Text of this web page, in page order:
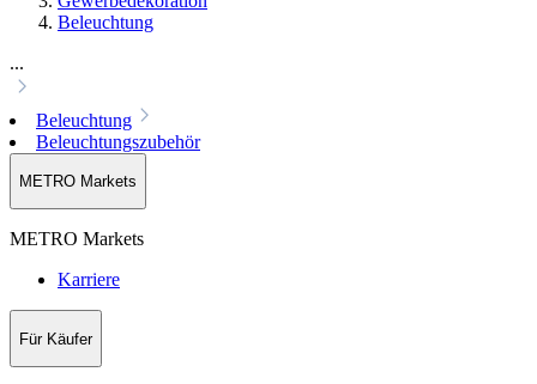
Beleuchtung
...
Beleuchtung
Beleuchtungszubehör
METRO Markets
METRO Markets
Karriere
Für Käufer